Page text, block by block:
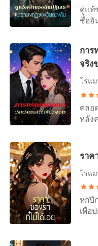
“ตา
เป็น
ใน
เจีย
รอย
อย่า
หน้า
หนิง
คู่แท้
ชื่ออัน
ที่เ
ในฝูงของเร
เขา
เดือ
เล็บ
รีดร้อง
แสด
คำ
จา
บิดเ
จนฉั
จาก
เธอ
แล้ว
การ
จริง
โรแ
ตลอ
หลัง
ออ
ซอฟ
ผลัก
ดาว
กิโลเมตร ฉันทำทุกอ
เพื่อ
ราค
โรแ
หกปี
เพื่อ